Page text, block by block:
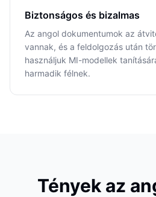
Biztonságos és bizalmas
Az angol dokumentumok az
vannak, és a feldolgozás után
használjuk MI-modellek
harmadik félnek.
Tények az